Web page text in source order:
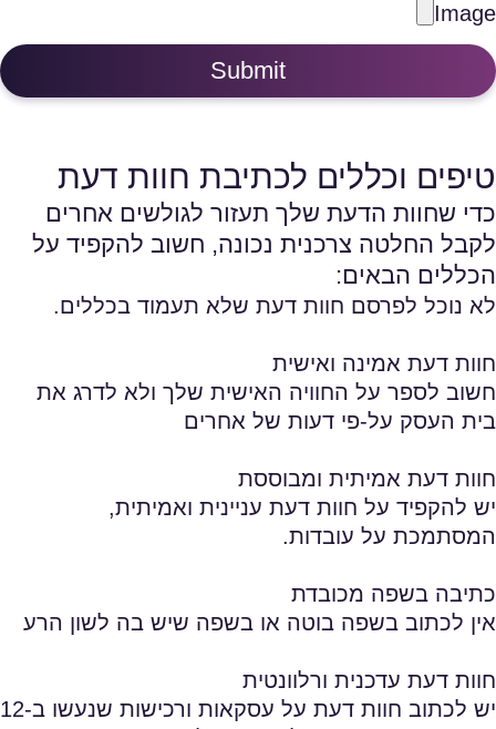
Image
Submit
טיפים וכללים לכתיבת חוות דעת
כדי שחוות הדעת שלך תעזור לגולשים אחרים
לקבל החלטה צרכנית נכונה, חשוב להקפיד על
הכללים הבאים:
לא נוכל לפרסם חוות דעת שלא תעמוד בכללים.
חוות דעת אמינה ואישית
חשוב לספר על החוויה האישית שלך ולא לדרג את
בית העסק על-פי דעות של אחרים
חוות דעת אמיתית ומבוססת
יש להקפיד על חוות דעת עניינית ואמיתית,
המסתמכת על עובדות.
כתיבה בשפה מכובדת
אין לכתוב בשפה בוטה או בשפה שיש בה לשון הרע
חוות דעת עדכנית ורלוונטית
יש לכתוב חוות דעת על עסקאות ורכישות שנעשו ב-12